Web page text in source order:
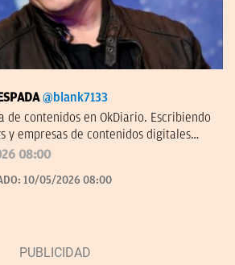
@blank7133
de contenidos en OkDiario. Escribiendo
y empresas de contenidos digitales
08:00
10/05/2026 08:00